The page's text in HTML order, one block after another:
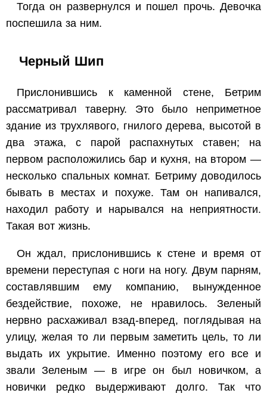
Тогда он развернулся и пошел прочь. Девочка
поспешила за ним.
Черный Шип
Прислонившись к каменной стене, Бетрим
рассматривал таверну. Это было неприметное
здание из трухлявого, гнилого дерева, высотой в
два этажа, с парой распахнутых ставен; на
первом расположились бар и кухня, на втором —
несколько спальных комнат. Бетриму доводилось
бывать в местах и похуже. Там он напивался,
находил работу и нарывался на неприятности.
Такая вот жизнь.
Он ждал, прислонившись к стене и время от
времени переступая с ноги на ногу. Двум парням,
составлявшим ему компанию, вынужденное
бездействие, похоже, не нравилось. Зеленый
нервно расхаживал взад-вперед, поглядывая на
улицу, желая то ли первым заметить цель, то ли
выдать их укрытие. Именно поэтому его все и
звали Зеленым — в игре он был новичком, а
новички редко выдерживают долго. Так что